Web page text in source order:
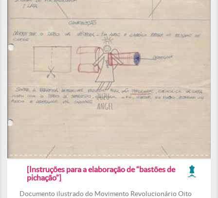
[Instruções para a elaboração de “bastões de
pichação”]
Documento ilustrado do Movimento Revolucionário Oito